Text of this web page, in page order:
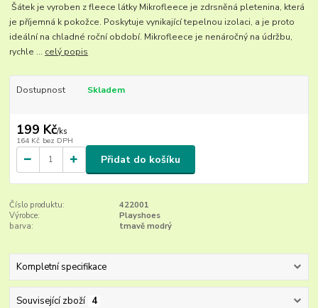
Šátek je vyroben z fleece látky Mikrofleece je zdrsněná pletenina, která
je příjemná k pokožce. Poskytuje vynikající tepelnou izolaci, a je proto
ideální na chladné roční období. Mikrofleece je nenáročný na údržbu,
rychle ... celý popis
Dostupnost Skladem
199 Kč/ks
164 Kč bez DPH
Přidat do košíku
Číslo produktu:
422001
Výrobce:
Playshoes
barva:
tmavě modrý
Kompletní specifikace
Související zboží 4